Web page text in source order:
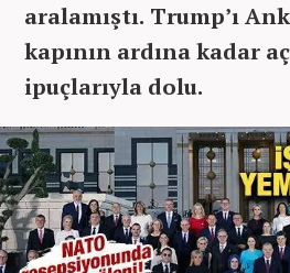
aralamıştı. Trump’ı
kapının ardına kadar
ipuçlarıyla dolu.